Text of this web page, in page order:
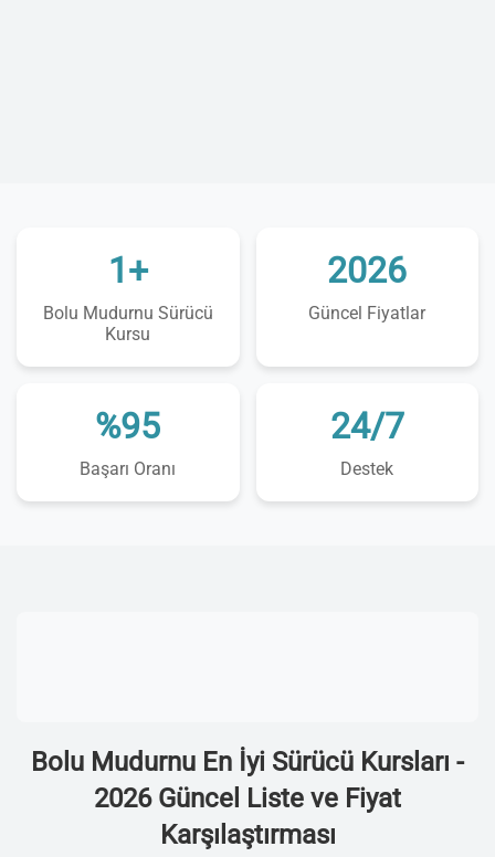
1+
Bolu Mudurnu Sürücü
Kursu
2026
Güncel Fiyatlar
%95
Başarı Oranı
24/7
Destek
Bolu Mudurnu En İyi Sürücü Kursları -
2026 Güncel Liste ve Fiyat
Karşılaştırması